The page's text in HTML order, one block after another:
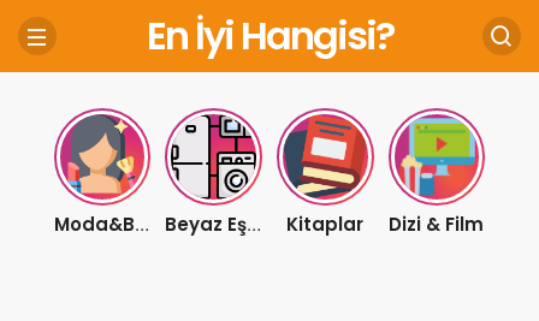
En İyi Hangisi?
Moda&Bakım Beyaz Eşya Kitaplar Dizi & Film